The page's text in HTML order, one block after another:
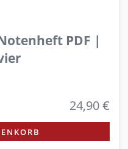
PDF |
24,90 €